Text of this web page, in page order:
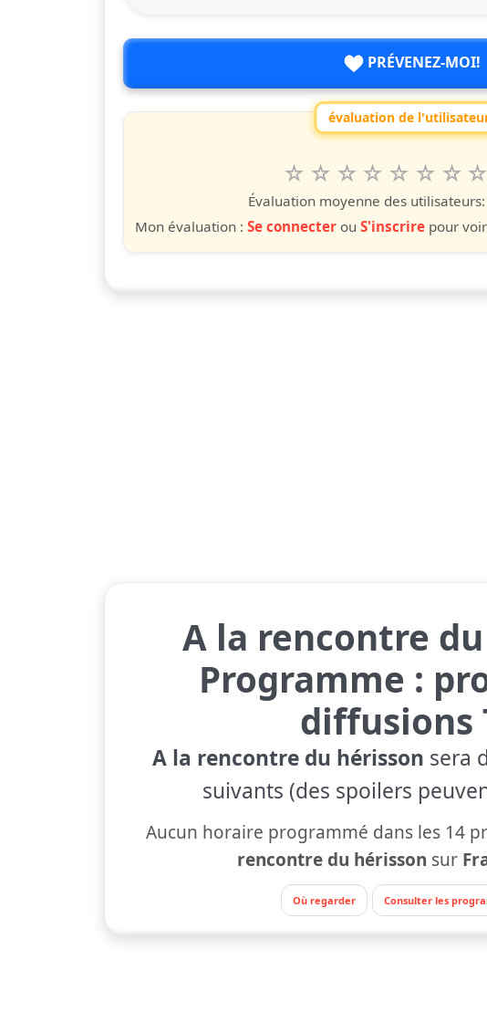
PRÉVENEZ-MOI!
évaluation de
Valuta questo 9
8
7
étoiles
6
étoiles
5
étoiles
4
étoiles
3
étoiles
2
étoiles
étoile
Évaluation moyenne des utilisateurs:
Mon évaluation : Se connecterou S'inscrirepour voir
A la rencontre
Programme :
diffusions
A la rencontre du hérisson sera
suivants (des spoilers
Aucun horaire programmé dans les 14
rencontre du hérisson sur
Où regarder Consulter les